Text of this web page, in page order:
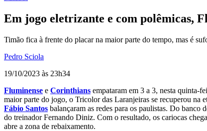
Em jogo eletrizante e com polêmicas,
Timão fica à frente do placar na maior parte do tempo, mas é
Pedro Sciola
19/10/2023 às 23h34
Fluminense e Corinthians empataram em 3 a 3, nesta quinta-
maior parte do jogo, o Tricolor das Laranjeiras se recuperou na
Fábio Santos balançaram as redes para os paulistas. Do
do treinador Fernando Diniz. Com o resultado, os cariocas
abre a zona de rebaixamento.